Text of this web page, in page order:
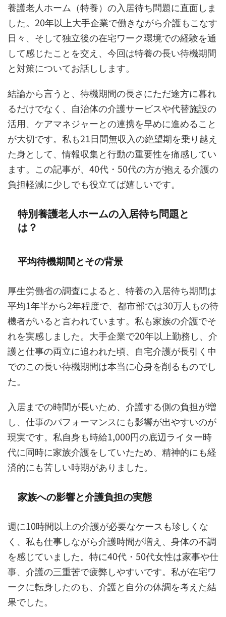
養護老人ホーム（特養）の入居待ち問題に直面しま
した。20年以上大手企業で働きながら介護もこなす
日々、そして独立後の在宅ワーク環境での経験を通
して感じたことを交え、今回は特養の長い待機期間
と対策についてお話しします。
結論から言うと、待機期間の長さにただ途方に暮れ
るだけでなく、自治体の介護サービスや代替施設の
活用、ケアマネジャーとの連携を早めに進めること
が大切です。私も21日間無収入の絶望期を乗り越え
た身として、情報収集と行動の重要性を痛感してい
ます。この記事が、40代・50代の方が抱える介護の
負担軽減に少しでも役立てば嬉しいです。
特別養護老人ホームの入居待ち問題と
は？
平均待機期間とその背景
厚生労働省の調査によると、特養の入居待ち期間は
平均1年半から2年程度で、都市部では30万人もの待
機者がいると言われています。私も家族の介護でそ
れを実感しました。大手企業で20年以上勤務し、介
護と仕事の両立に追われた頃、自宅介護が長引く中
でのこの長い待機期間は本当に心身を削るものでし
た。
入居までの時間が長いため、介護する側の負担が増
し、仕事のパフォーマンスにも影響が出やすいのが
現実です。私自身も時給1,000円の底辺ライター時
代に同時に家族介護をしていたため、精神的にも経
済的にも苦しい時期がありました。
家族への影響と介護負担の実態
週に10時間以上の介護が必要なケースも珍しくな
く、私も仕事しながら介護時間が増え、身体の不調
を感じていました。特に40代・50代女性は家事や仕
事、介護の三重苦で疲弊しやすいです。私が在宅ワ
ークに転身したのも、介護と自分の体調を考えた結
果でした。